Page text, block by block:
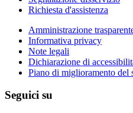
Richiesta d'assistenza
Amministrazione
Informativa privacy
Note legali
Dichiarazione di
Piano di miglioramento del
Seguici su